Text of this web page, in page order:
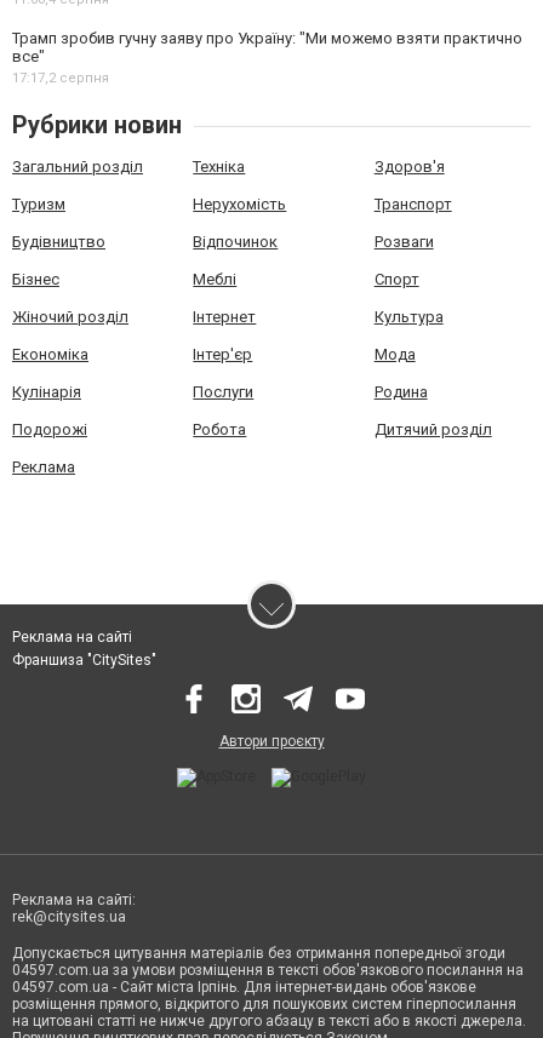
Трамп зробив гучну заяву про Україну: "Ми можемо взяти практично
все"
17:17,2 серпня
Рубрики новин
Загальний розділ Техніка Здоров'я
Туризм Нерухомість Транспорт
Будівництво Відпочинок Розваги
Бізнес Меблі Спорт
Жіночий розділ Інтернет Культура
Економіка Інтер'єр Мода
Кулінарія Послуги Родина
Подорожі Робота Дитячий розділ
Реклама
Реклама на сайті
Франшиза "CitySites"
Автори проєкту
Реклама на сайті:
rek@citysites.ua
Допускається цитування матеріалів без отримання попередньої згоди
04597.com.ua за умови розміщення в тексті обов'язкового посилання на
04597.com.ua - Сайт міста Ірпінь. Для інтернет-видань обов'язкове
розміщення прямого, відкритого для пошукових систем гіперпосилання
на цитовані статті не нижче другого абзацу в тексті або в якості джерела.